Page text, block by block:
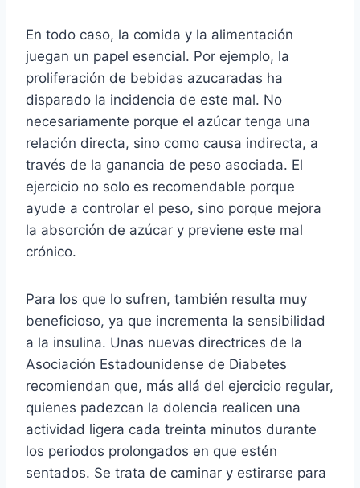
En todo caso, la comida y la alimentación
juegan un papel esencial. Por ejemplo, la
proliferación de bebidas azucaradas ha
disparado la incidencia de este mal. No
necesariamente porque el azúcar tenga una
relación directa, sino como causa indirecta, a
través de la ganancia de peso asociada. El
ejercicio no solo es recomendable porque
ayude a controlar el peso, sino porque mejora
la absorción de azúcar y previene este mal
crónico.
Para los que lo sufren, también resulta muy
beneficioso, ya que incrementa la sensibilidad
a la insulina. Unas nuevas directrices de la
Asociación Estadounidense de Diabetes
recomiendan que, más allá del ejercicio regular,
quienes padezcan la dolencia realicen una
actividad ligera cada treinta minutos durante
los periodos prolongados en que estén
sentados. Se trata de caminar y estirarse para